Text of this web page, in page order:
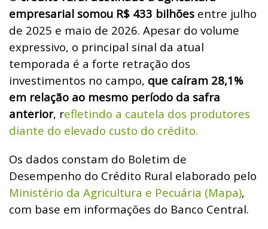
empresarial somou R$ 433 bilhões entre julho
de 2025 e maio de 2026. Apesar do volume
expressivo, o principal sinal da atual
temporada é a forte retração dos
investimentos no campo, que caíram 28,1%
em relação ao mesmo período da safra
anterior, refletindo a cautela dos produtores
diante do elevado custo do crédito.
Os dados constam do Boletim de
Desempenho do Crédito Rural elaborado pelo
Ministério da Agricultura e Pecuária (Mapa),
com base em informações do Banco Central.